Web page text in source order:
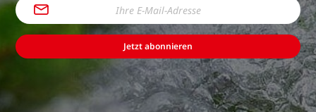
Jetzt abonnieren